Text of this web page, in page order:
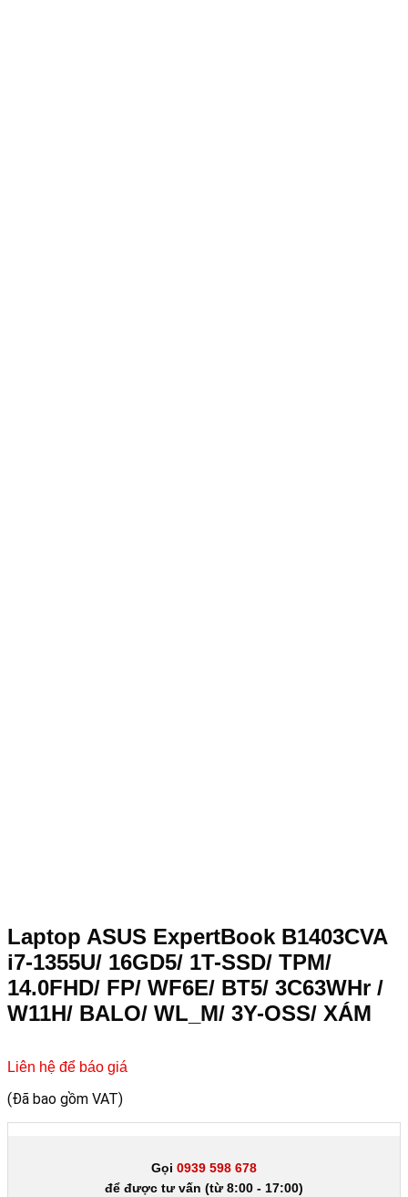
Laptop ASUS ExpertBook B1403CVA
i7-1355U/ 16GD5/ 1T-SSD/ TPM/
14.0FHD/ FP/ WF6E/ BT5/ 3C63WHr /
W11H/ BALO/ WL_M/ 3Y-OSS/ XÁM
Liên hệ để báo giá
(Đã bao gồm VAT)
Gọi 0939 598 678
để được tư vấn (từ 8:00 - 17:00)